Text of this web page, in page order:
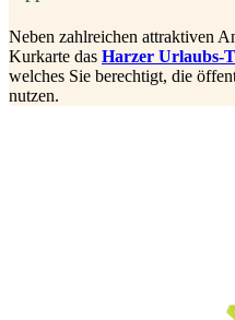
Neben zahlreichen attraktiven
Kurkarte das Harzer Urlaubs-
welches Sie berechtigt, die
nutzen.